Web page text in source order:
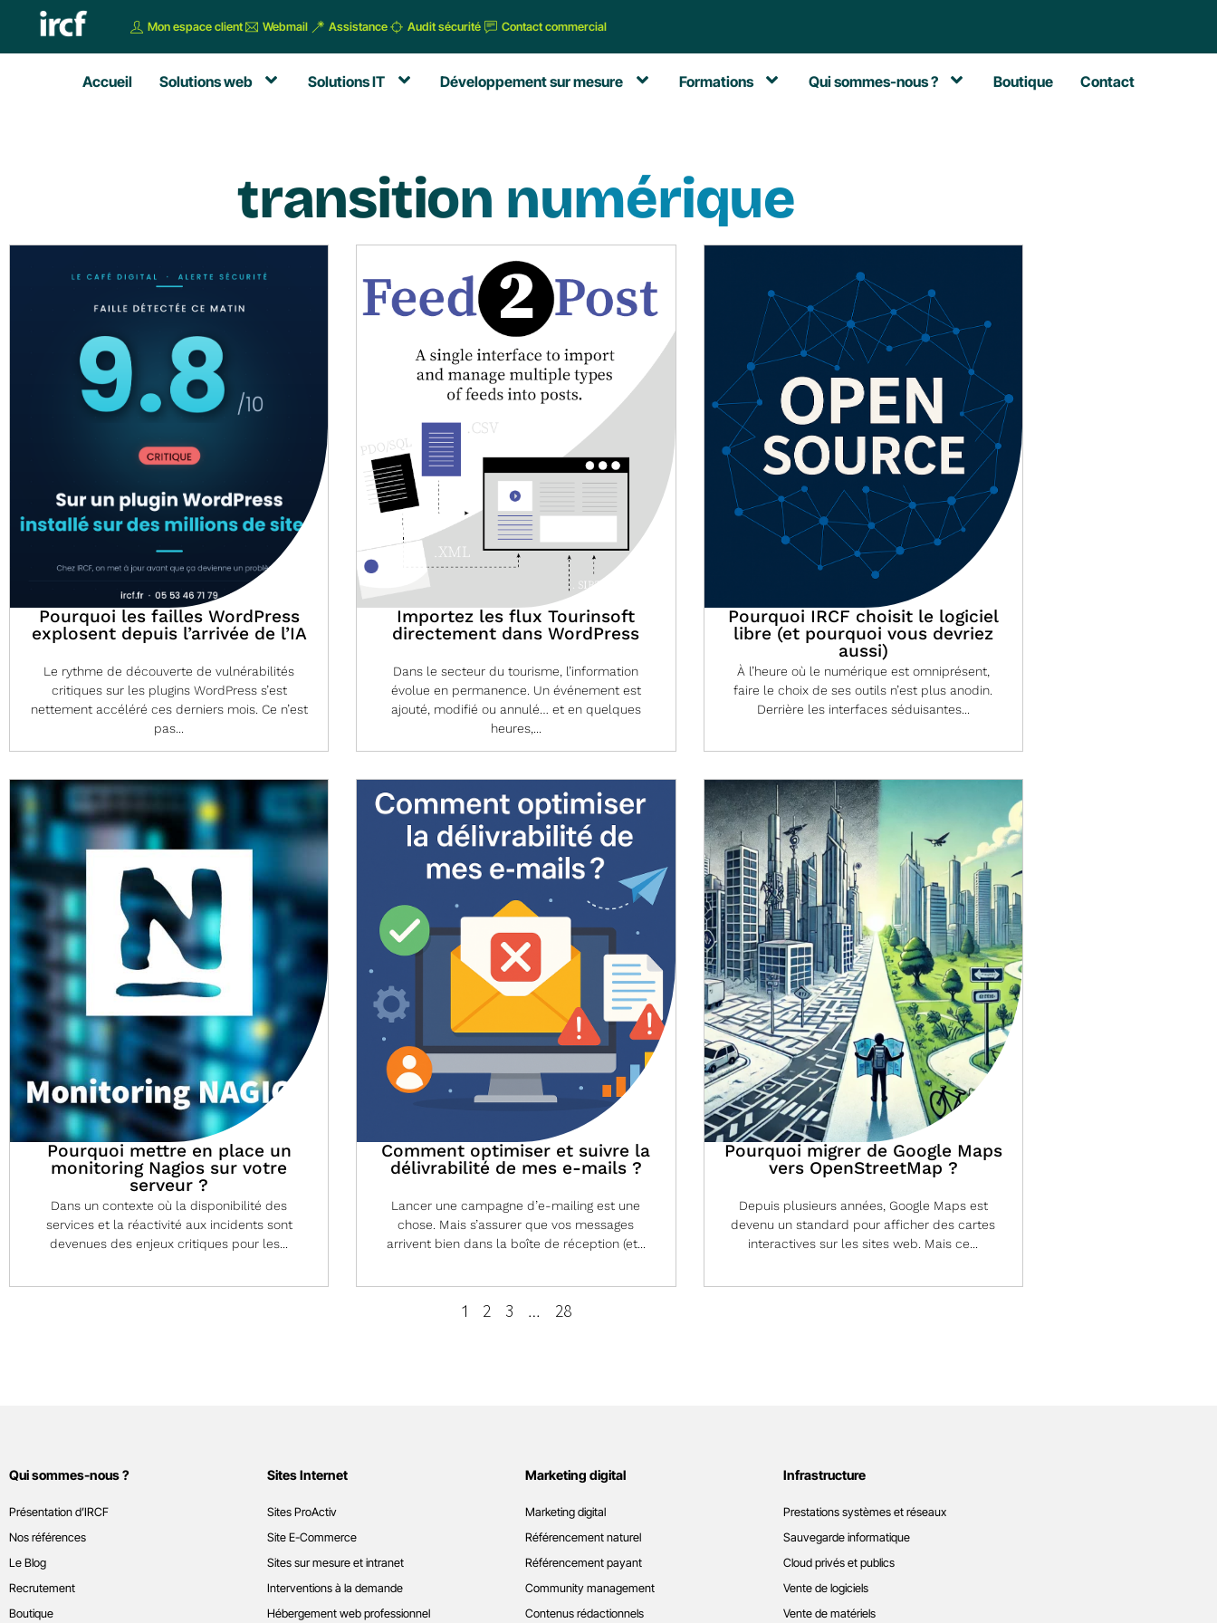
Mon espace client Webmail Assistance Audit sécurité Contact commercial
Accueil Solutions web Solutions IT Développement sur mesure Formations Qui sommes-nous ? Boutique Contact
transition numérique
Pourquoi les failles WordPress
explosent depuis l’arrivée de l’IA
Le rythme de découverte de vulnérabilités
critiques sur les plugins WordPress s’est
nettement accéléré ces derniers mois. Ce n’est
pas...
Importez les flux Tourinsoft
directement dans WordPress
Dans le secteur du tourisme, l’information
évolue en permanence. Un événement est
ajouté, modifié ou annulé… et en quelques
heures,...
Pourquoi IRCF choisit le logiciel
libre (et pourquoi vous devriez
aussi)
À l’heure où le numérique est omniprésent,
faire le choix de ses outils n’est plus anodin.
Derrière les interfaces séduisantes...
Pourquoi mettre en place un
monitoring Nagios sur votre
serveur ?
Dans un contexte où la disponibilité des
services et la réactivité aux incidents sont
devenues des enjeux critiques pour les...
Comment optimiser et suivre la
délivrabilité de mes e-mails ?
Lancer une campagne d’e-mailing est une
chose. Mais s’assurer que vos messages
arrivent bien dans la boîte de réception (et...
Pourquoi migrer de Google Maps
vers OpenStreetMap ?
Depuis plusieurs années, Google Maps est
devenu un standard pour afficher des cartes
interactives sur les sites web. Mais ce...
1 2 3 … 28
Qui sommes-nous ?
Présentation d’IRCF
Nos références
Le Blog
Recrutement
Boutique
Sites Internet
Sites ProActiv
Site E-Commerce
Sites sur mesure et intranet
Interventions à la demande
Hébergement web professionnel
Marketing digital
Marketing digital
Référencement naturel
Référencement payant
Community management
Contenus rédactionnels
Infrastructure
Prestations systèmes et réseaux
Sauvegarde informatique
Cloud privés et publics
Vente de logiciels
Vente de matériels